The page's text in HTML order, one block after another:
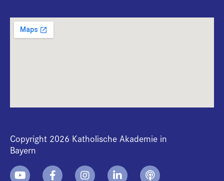
Copyright 2026 Katholische Akademie in
Bayern